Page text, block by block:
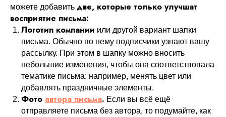
можете добавить две, которые только улучшат
восприятие письма:
Логотип компании или другой вариант шапки
письма. Обычно по нему подписчики узнают вашу
рассылку. При этом в шапку можно вносить
небольшие изменения, чтобы она соответствовала
тематике письма: например, менять цвет или
добавлять праздничные элементы.
Фото автора письма. Если вы всё ещё
отправляете письма без автора, то подумайте, как